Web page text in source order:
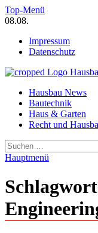
Zum
Inhalt
Top-Menü
08.08.
Impressum
Datenschutz
Hausbautrend Hausbau
Hausbau,
Hausbau News
Bautechnik
Haus & Garten
Recht und
Suchen
nach:
Hauptmenü